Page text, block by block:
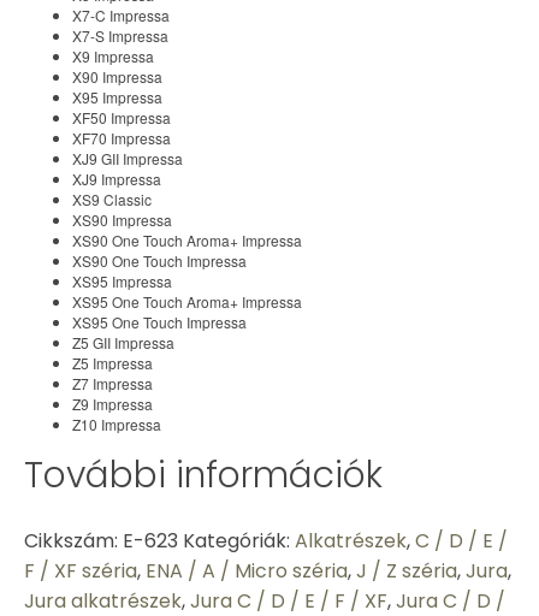
X7-C Impressa
X7-S Impressa
X9 Impressa
X90 Impressa
X95 Impressa
XF50 Impressa
XF70 Impressa
XJ9 GII Impressa
XJ9 Impressa
XS9 Classic
XS90 Impressa
XS90 One Touch Aroma+ Impressa
XS90 One Touch Impressa
XS95 Impressa
XS95 One Touch Aroma+ Impressa
XS95 One Touch Impressa
Z5 GII Impressa
Z5 Impressa
Z7 Impressa
Z9 Impressa
Z10 Impressa
További információk
Cikkszám: E-623 Kategóriák: Alkatrészek,C / D / E /
F / XF széria, ENA / A / Micro széria,J / Z széria,Jura,
Jura alkatrészek,Jura C / D / E / F / XF,Jura C / D /